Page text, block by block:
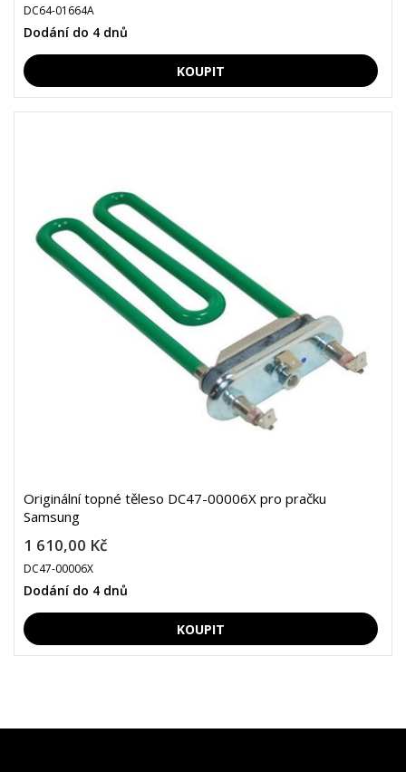
DC64-01664A
Dodání do 4 dnů
Originální topné těleso DC47-00006X pro pračku
Samsung
1 610,00 Kč
DC47-00006X
Dodání do 4 dnů